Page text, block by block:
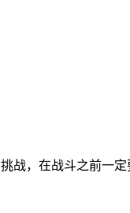
战，在战斗之前一